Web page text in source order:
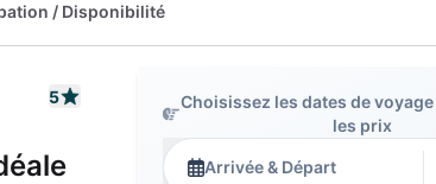
/ Disponibilité
5
Choisissez les dates de
les prix
Arrivée & Départ